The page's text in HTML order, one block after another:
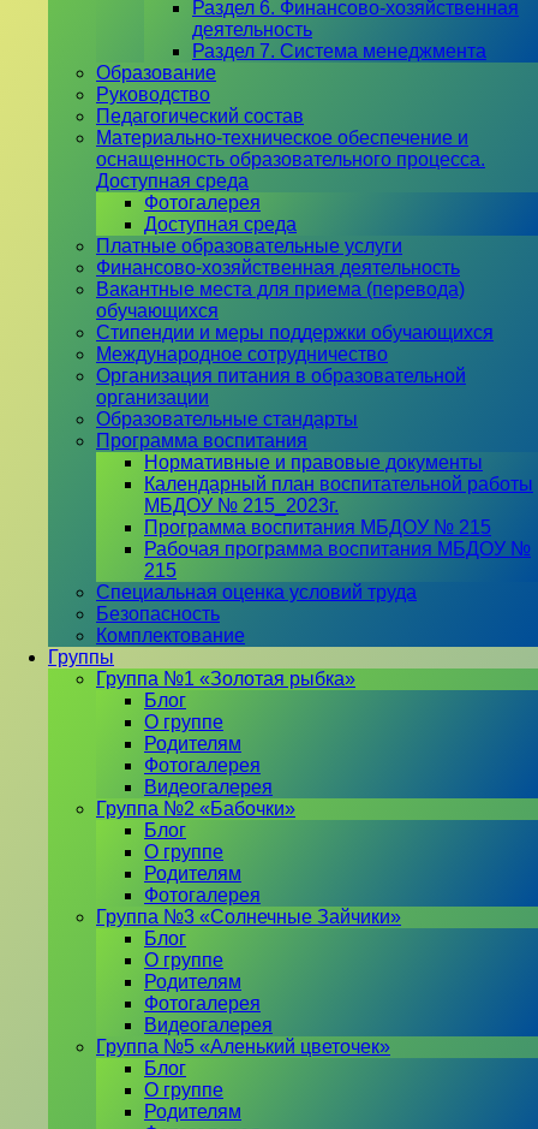
Раздел 6. Финансово-хозяйственная
деятельность
Раздел 7. Система менеджмента
Образование
Руководство
Педагогический состав
Материально-техническое обеспечение и
оснащенность образовательного процесса.
Доступная среда
Фотогалерея
Доступная среда
Платные образовательные услуги
Финансово-хозяйственная деятельность
Вакантные места для приема (перевода)
обучающихся
Стипендии и меры поддержки обучающихся
Международное сотрудничество
Организация питания в образовательной
организации
Образовательные стандарты
Программа воспитания
Нормативные и правовые документы
Календарный план воспитательной работы
МБДОУ № 215_2023г.
Программа воспитания МБДОУ № 215
Рабочая программа воспитания МБДОУ №
215
Специальная оценка условий труда
Безопасность
Комплектование
Группы
Группа №1 «Золотая рыбка»
Блог
О группе
Родителям
Фотогалерея
Видеогалерея
Группа №2 «Бабочки»
Блог
О группе
Родителям
Фотогалерея
Группа №3 «Солнечные Зайчики»
Блог
О группе
Родителям
Фотогалерея
Видеогалерея
Группа №5 «Аленький цветочек»
Блог
О группе
Родителям